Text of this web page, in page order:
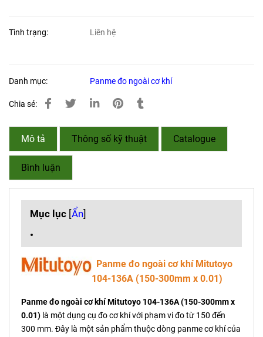
Tình trạng: Liên hệ
Danh mục: Panme đo ngoài cơ khí
Chia sẻ:
Mô tả Thông số kỹ thuật Catalogue
Bình luận
Mục lục [Ẩn]
Panme đo ngoài cơ khí Mitutoyo
104-136A (150-300mm x 0.01)
Panme đo ngoài cơ khí Mitutoyo 104-136A (150-300mm x
0.01) là một dụng cụ đo cơ khí với phạm vi đo từ 150 đến
300 mm. Đây là một sản phẩm thuộc dòng panme cơ khí của